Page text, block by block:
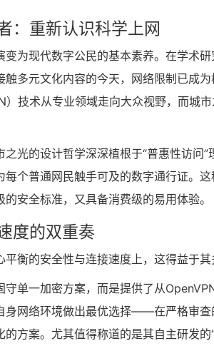
：重新认识科学上网
为现代数字公民的基本素养。在学术
多元文化内容的今天，网络限制已成
技术从专业领域走向大众视野，而城
光的设计哲学深深植根于“普惠性访问
个普通网民触手可及的数字通行证。
安全标准，又具备消费级的易用体验。
度的双重奏
衡的安全性与连接速度上，这得益于其
守单一加密方案，而是提供了从
身网络环境做出最优选择——在严格审
方案。尤其值得称道的是其自主研发的